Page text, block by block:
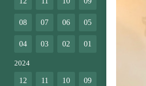
08 07 06 05
04 03 02 01
2024
12 11 10 09